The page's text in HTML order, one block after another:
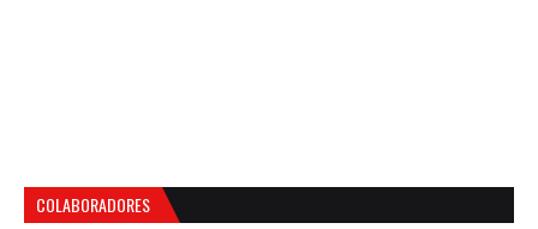
COLABORADORES